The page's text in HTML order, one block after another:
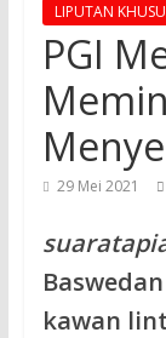
LIPUTAN
PGI
29 Mei 2021
kawan